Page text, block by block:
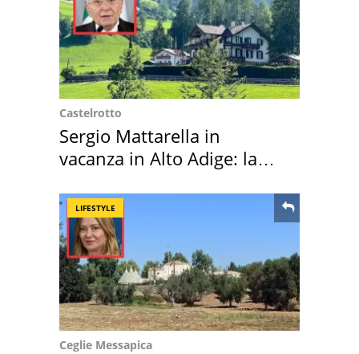
Castelrotto
Sergio Mattarella in
vacanza in Alto Adige: la
LIFESTYLE
Ceglie Messapica